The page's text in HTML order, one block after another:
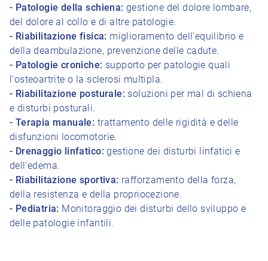
- Patologie della schiena: gestione del dolore lombare,
del dolore al collo e di altre patologie.
- Riabilitazione fisica: miglioramento dell'equilibrio e
della deambulazione, prevenzione delle cadute.
- Patologie croniche: supporto per patologie quali
l'osteoartrite o la sclerosi multipla.
- Riabilitazione posturale: soluzioni per mal di schiena
e disturbi posturali.
- Terapia manuale: trattamento delle rigidità e delle
disfunzioni locomotorie.
- Drenaggio linfatico:gestione dei disturbi linfatici e
dell'edema.
- Riabilitazione sportiva: rafforzamento della forza,
della resistenza e della propriocezione.
- Pediatria: Monitoraggio dei disturbi dello sviluppo e
delle patologie infantili.